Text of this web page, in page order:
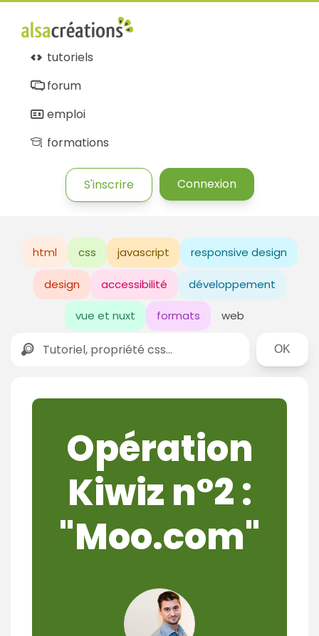
tutoriels
forum
emploi
formations
S'inscrire Connexion
html css javascript responsive design
design accessibilité développement
vue et nuxt formats web
Rechercher
Opération
Kiwiz n°2 :
"Moo.com"